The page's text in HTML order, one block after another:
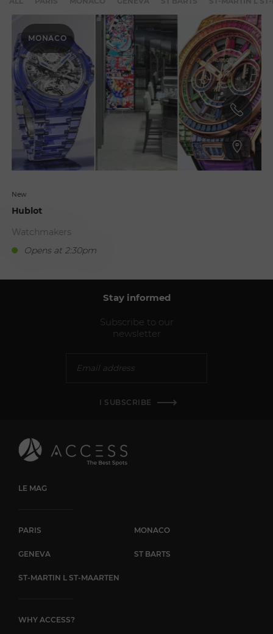
MONACO
New
Hublot
Watchmakers
Opens at 2:30pm
Stay informed
Subscribe to our
newsletter
I SUBSCRIBE
LE MAG
PARIS MONACO
GENEVA ST BARTS
ST-MARTIN L ST-MAARTEN
WHY ACCESS?